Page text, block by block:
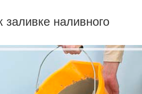
наливного